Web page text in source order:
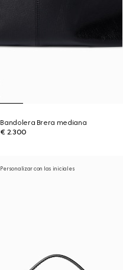
Bandolera Brera mediana
€ 2.300
Personalizar con las iniciales